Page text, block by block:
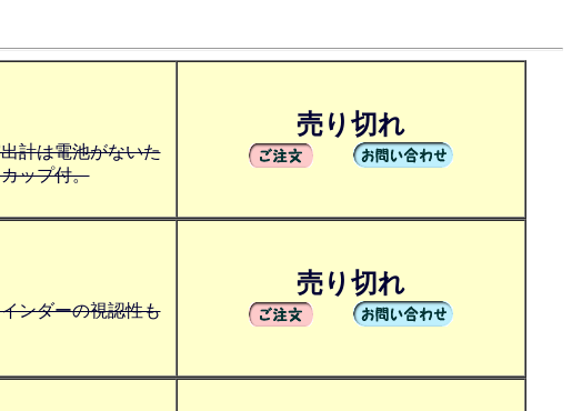
計は電池がないた
ップ付。
売り切れ
ンダーの視認性も
売り切れ